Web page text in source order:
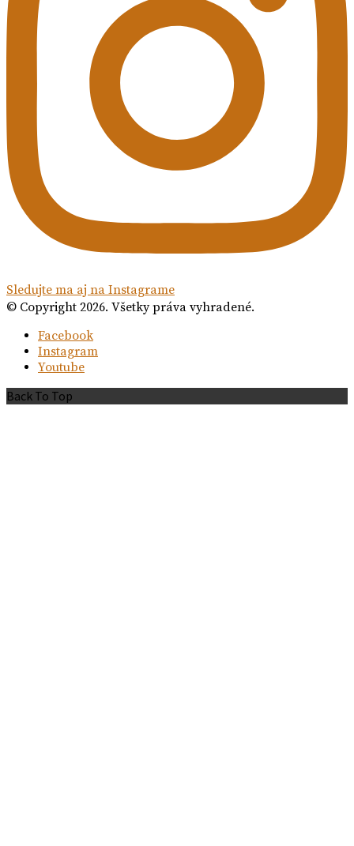
Sledujte ma aj na Instagrame
© Copyright 2026. Všetky práva vyhradené.
Facebook
Instagram
Youtube
Back To Top